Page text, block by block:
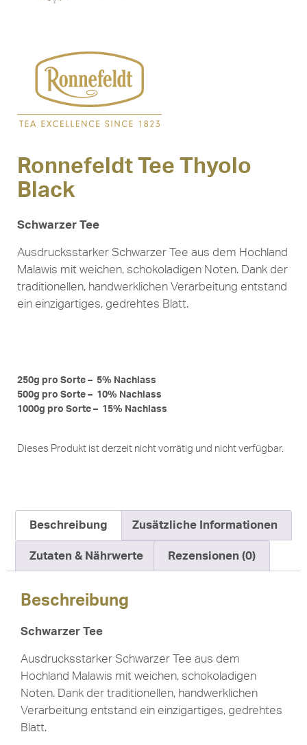
Ronnefeldt Tee Thyolo
Black
Schwarzer Tee
Ausdrucksstarker Schwarzer Tee aus dem Hochland
Malawis mit weichen, schokoladigen Noten. Dank der
traditionellen, handwerklichen Verarbeitung entstand
ein einzigartiges, gedrehtes Blatt.
250g pro Sorte – 5% Nachlass
500g pro Sorte – 10% Nachlass
1000g pro Sorte – 15% Nachlass
Dieses Produkt ist derzeit nicht vorrätig und nicht verfügbar.
Beschreibung Zusätzliche Informationen
Zutaten & Nährwerte Rezensionen (0)
Beschreibung
Schwarzer Tee
Ausdrucksstarker Schwarzer Tee aus dem
Hochland Malawis mit weichen, schokoladigen
Noten. Dank der traditionellen, handwerklichen
Verarbeitung entstand ein einzigartiges, gedrehtes
Blatt.